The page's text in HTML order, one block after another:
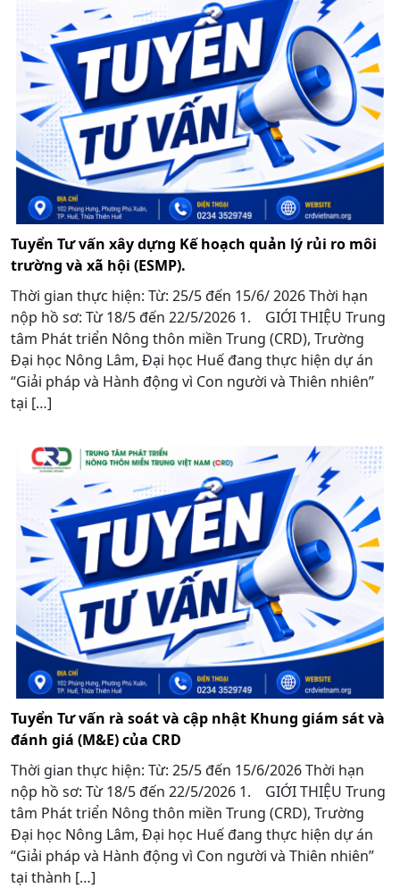
Tuyển Tư vấn xây dựng Kế hoạch quản lý rủi ro môi
trường và xã hội (ESMP).
Thời gian thực hiện: Từ: 25/5 đến 15/6/ 2026 Thời hạn
nộp hồ sơ: Từ 18/5 đến 22/5/2026 1. GIỚI THIỆU Trung
tâm Phát triển Nông thôn miền Trung (CRD), Trường
Đại học Nông Lâm, Đại học Huế đang thực hiện dự án
“Giải pháp và Hành động vì Con người và Thiên nhiên”
tại […]
Tuyển Tư vấn rà soát và cập nhật Khung giám sát và
đánh giá (M&E) của CRD
Thời gian thực hiện: Từ: 25/5 đến 15/6/2026 Thời hạn
nộp hồ sơ: Từ 18/5 đến 22/5/2026 1. GIỚI THIỆU Trung
tâm Phát triển Nông thôn miền Trung (CRD), Trường
Đại học Nông Lâm, Đại học Huế đang thực hiện dự án
“Giải pháp và Hành động vì Con người và Thiên nhiên”
tại thành […]